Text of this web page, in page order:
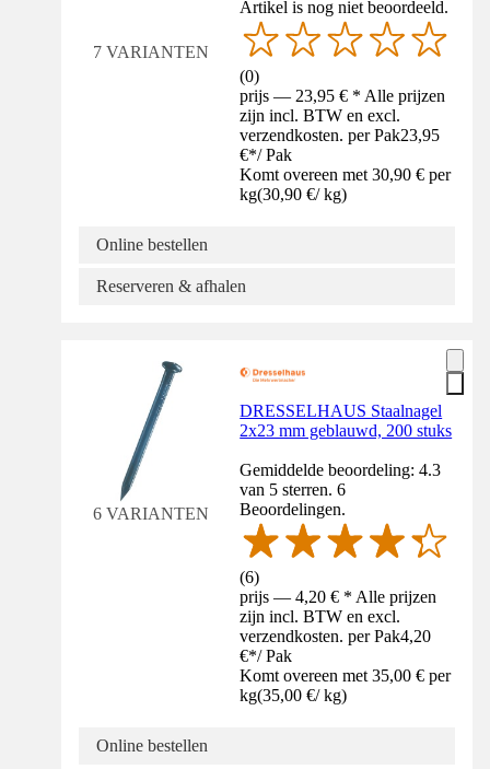
7 VARIANTEN
Artikel is nog niet beoordeeld.
(0)
prijs — 23,95 € * Alle prijzen
zijn incl. BTW en excl.
verzendkosten. per Pak23,95
€*/ Pak
Komt overeen met 30,90 € per
kg(30,90 €/ kg)
Online bestellen
Reserveren & afhalen
6 VARIANTEN
DRESSELHAUS Staalnagel
2x23 mm geblauwd, 200 stuks
Gemiddelde beoordeling: 4.3
van 5 sterren. 6
Beoordelingen.
(6)
prijs — 4,20 € * Alle prijzen
zijn incl. BTW en excl.
verzendkosten. per Pak4,20
€*/ Pak
Komt overeen met 35,00 € per
kg(35,00 €/ kg)
Online bestellen